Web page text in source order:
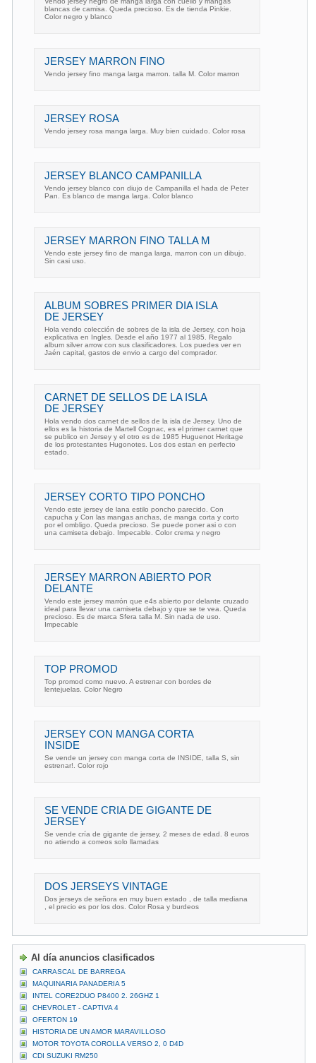
blancas de camisa. Queda precioso. Es de tienda Pinkie.
Color negro y blanco
JERSEY MARRON FINO
Vendo jersey fino manga larga marron. talla M. Color marron
JERSEY ROSA
Vendo jersey rosa manga larga. Muy bien cuidado. Color rosa
JERSEY BLANCO CAMPANILLA
Vendo jersey blanco con diujo de Campanilla el hada de Peter
Pan. Es blanco de manga larga. Color blanco
JERSEY MARRON FINO TALLA M
Vendo este jersey fino de manga larga, marron con un dibujo.
Sin casi uso.
ALBUM SOBRES PRIMER DIA ISLA
DE JERSEY
Hola vendo colección de sobres de la isla de Jersey, con hoja
explicativa en Ingles. Desde el año 1977 al 1985. Regalo
album silver arrow con sus clasificadores. Los puedes ver en
Jaén capital, gastos de envio a cargo del comprador.
CARNET DE SELLOS DE LA ISLA
DE JERSEY
Hola vendo dos carnet de sellos de la isla de Jersey. Uno de
ellos es la historia de Martell Cognac, es el primer carnet que
se publico en Jersey y el otro es de 1985 Huguenot Heritage
de los protestantes Hugonotes. Los dos estan en perfecto
estado.
JERSEY CORTO TIPO PONCHO
Vendo este jersey de lana estilo poncho parecido. Con
capucha y Con las mangas anchas, de manga corta y corto
por el ombligo. Queda precioso. Se puede poner asi o con
una camiseta debajo. Impecable. Color crema y negro
JERSEY MARRON ABIERTO POR
DELANTE
Vendo este jersey marrón que e4s abierto por delante cruzado
ideal para llevar una camiseta debajo y que se te vea. Queda
precioso. Es de marca Sfera talla M. Sin nada de uso.
Impecable
TOP PROMOD
Top promod como nuevo. A estrenar con bordes de
lentejuelas. Color Negro
JERSEY CON MANGA CORTA
INSIDE
Se vende un jersey con manga corta de INSIDE, talla S, sin
estrenar!. Color rojo
SE VENDE CRIA DE GIGANTE DE
JERSEY
Se vende cría de gigante de jersey, 2 meses de edad. 8 euros
no atiendo a correos solo llamadas
DOS JERSEYS VINTAGE
Dos jerseys de señora en muy buen estado , de talla mediana
, el precio es por los dos. Color Rosa y burdeos
Al día anuncios clasificados
CARRASCAL DE BARREGA
MAQUINARIA PANADERIA 5
INTEL CORE2DUO P8400 2. 26GHZ 1
CHEVROLET - CAPTIVA 4
OFERTON 19
HISTORIA DE UN AMOR MARAVILLOSO
MOTOR TOYOTA COROLLA VERSO 2, 0 D4D
CDI SUZUKI RM250